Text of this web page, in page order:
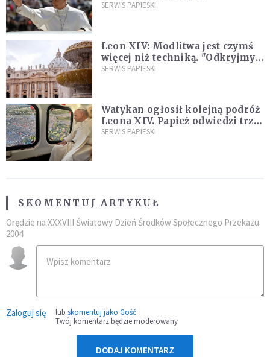
SERWIS PAPIESKI
Leon XIV: Modlitwa jest czymś
więcej niż techniką. "Odkryjmy
ją na nowo"
SERWIS PAPIESKI
Watykan ogłosił kolejną podróż
Leona XIV. Papież odwiedzi trzy
kraje Ameryki Południowej
SERWIS PAPIESKI
SKOMENTUJ ARTYKUŁ
Orędzie na XXXVIII Światowy Dzień Środków Społecznego Przekazu
2004
Zaloguj się lub skomentuj jako Gość
Twój komentarz będzie moderowany
DODAJ KOMENTARZ